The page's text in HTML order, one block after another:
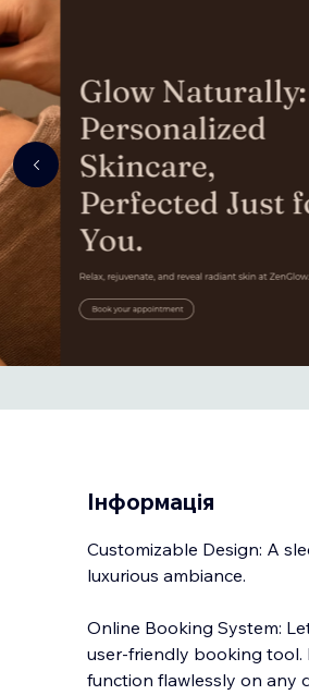
Інформація
Customizable Design: A
luxurious ambiance.
Online Booking System:
user-friendly booking tool.
function flawlessly on any